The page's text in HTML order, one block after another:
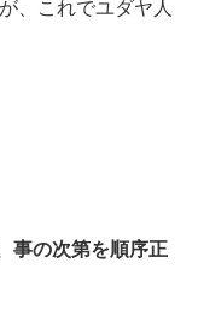
、これでユダヤ人
事の次第を順序正